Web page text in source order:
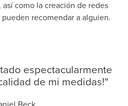
como la creación de redes
recomendar a alguien.
espectacularmente
de mi medidas!"